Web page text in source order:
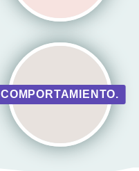
COMPORTAMIENTO.